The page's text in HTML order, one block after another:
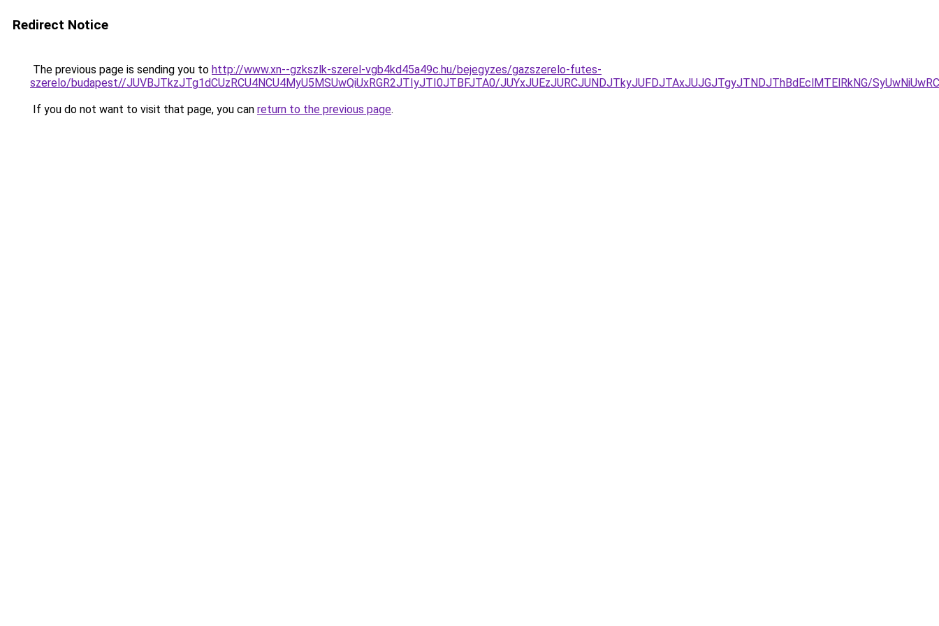
Redirect Notice
The previous page is sending you to http://www.xn--gzkszlk-szerel-vgb4kd45a49c.hu/bejegyzes/gazszerelo-futes-
szerelo/budapest//JUVBJTkzJTg1dCUzRCU4NCU4MyU5MSUwQiUxRGR2JTIyJTI0JTBFJTA0/JUYxJUEzJURCJUNDJTkyJUFDJTAxJUJGJTgyJTNDJThBdEclMTElRkNG/
If you do not want to visit that page, you can return to the previous page.